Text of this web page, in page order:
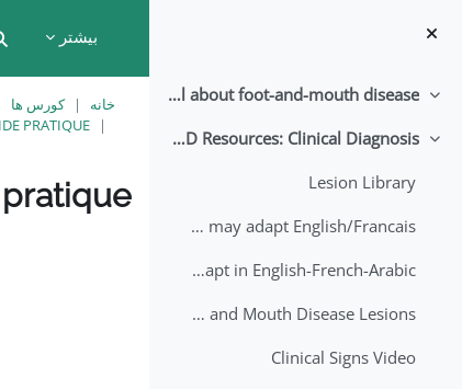
بیشتر
جمع کردن All about foot-and-mouth disease!
جمع کردن
EuFMD Resources: Clinical Diagnosis
Lesion Library
FMD factsheet: General information for producers that veterinary services may adapt English/Francais
FMD factsheet: General information for producers that veterinary services may adapt in English-French-Arabic
A Field Guide to Estimating the Age of Foot and Mouth Disease Lesions
Clinical Signs Video
خانه کورس ها
PRATIQUE